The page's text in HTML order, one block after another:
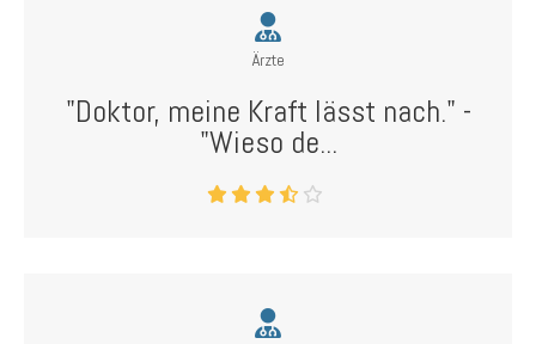
Ärzte
"Doktor, meine Kraft lässt nach." -
"Wieso de...